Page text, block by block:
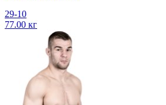
29-10
77.00 кг